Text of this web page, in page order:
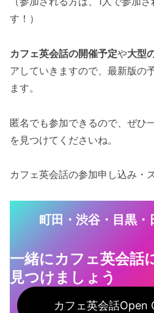
す！）
カフェ英会話の開催予定や大型
アしていきますので、最新版の
ます。
匿名でも参加できるので、ぜひ
を見つけてくださいね。
カフェ英会話の参加申し込み・
町田・渋谷・目黒・
一緒にカフェ英会話
見つけ ましょう
カフェ英会話Open